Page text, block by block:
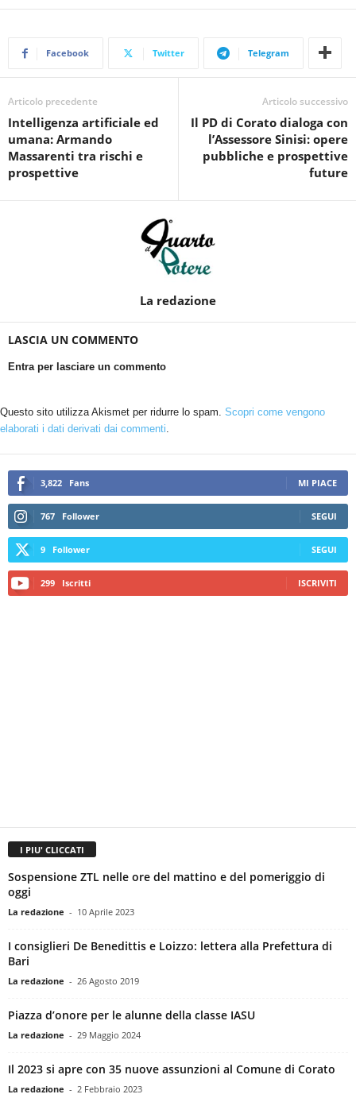
Facebook Twitter Telegram
Articolo precedente
Intelligenza artificiale ed
umana: Armando
Massarenti tra rischi e
prospettive
Articolo successivo
Il PD di Corato dialoga con
l’Assessore Sinisi: opere
pubbliche e prospettive
future
La redazione
LASCIA UN COMMENTO
Entra per lasciare un commento
Questo sito utilizza Akismet per ridurre lo spam. Scopri come vengono
elaborati i dati derivati dai commenti
3,822 Fans MI PIACE
767 Follower SEGUI
9 Follower SEGUI
299 Iscritti ISCRIVITI
I PIU' CLICCATI
Sospensione ZTL nelle ore del mattino e del pomeriggio di
oggi
La redazione - 10 Aprile 2023
I consiglieri De Benedittis e Loizzo: lettera alla Prefettura di
Bari
La redazione - 26 Agosto 2019
Piazza d’onore per le alunne della classe IASU
La redazione - 29 Maggio 2024
Il 2023 si apre con 35 nuove assunzioni al Comune di Corato
La redazione - 2 Febbraio 2023